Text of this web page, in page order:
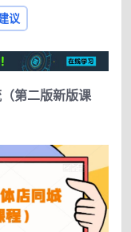
议
第二版新版课